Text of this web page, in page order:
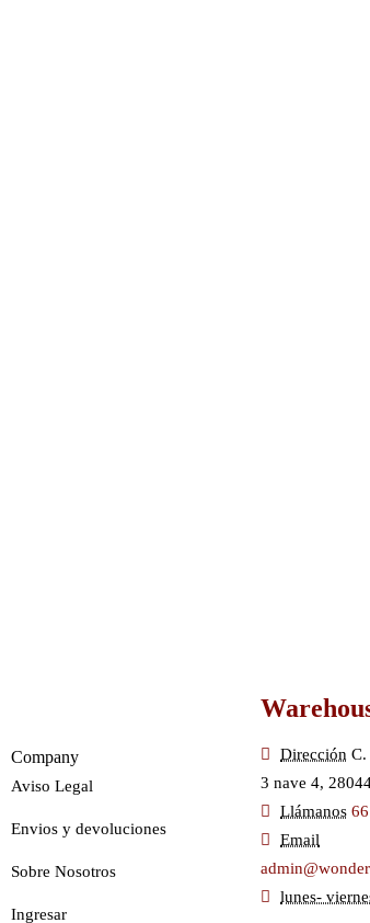
Company
Aviso Legal
Envios y devoluciones
Sobre Nosotros
Ingresar
Dirección C.
3 nave 4,
Llámanos
Email
lunes-